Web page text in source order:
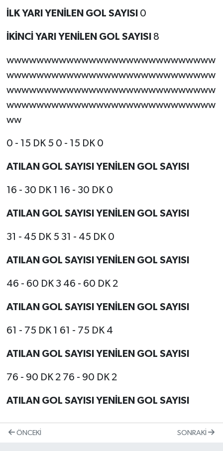
İLK YARI YENİLEN GOL SAYISI 0
İKİNCİ YARI YENİLEN GOL SAYISI 8
wwwwwwwwwwwwwwwwwwwwwwwwwwww
wwwwwwwwwwwwwwwwwwwwwwwwwwww
wwwwwwwwwwwwwwwwwwwwwwwwwwww
wwwwwwwwwwwwwwwwwwwwwwwwwwww
ww
0 - 15 DK 5 0 - 15 DK 0
ATILAN GOL SAYISI YENİLEN GOL SAYISI
16 - 30 DK 1 16 - 30 DK 0
ATILAN GOL SAYISI YENİLEN GOL SAYISI
31 - 45 DK 5 31 - 45 DK 0
ATILAN GOL SAYISI YENİLEN GOL SAYISI
46 - 60 DK 3 46 - 60 DK 2
ATILAN GOL SAYISI YENİLEN GOL SAYISI
61 - 75 DK 1 61 - 75 DK 4
ATILAN GOL SAYISI YENİLEN GOL SAYISI
76 - 90 DK 2 76 - 90 DK 2
ATILAN GOL SAYISI YENİLEN GOL SAYISI
ÖNCEKI SONRAKI